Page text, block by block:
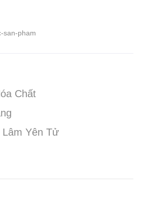
san-pham
Chất
Lâm Yên Tử